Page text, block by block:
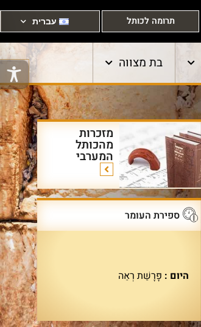
תרומה לכותל עברית
בת מצווה
מזכרות
מהכותל
המערבי
ספירת העומר
היום : פָּרָשַׁת רְאֵה